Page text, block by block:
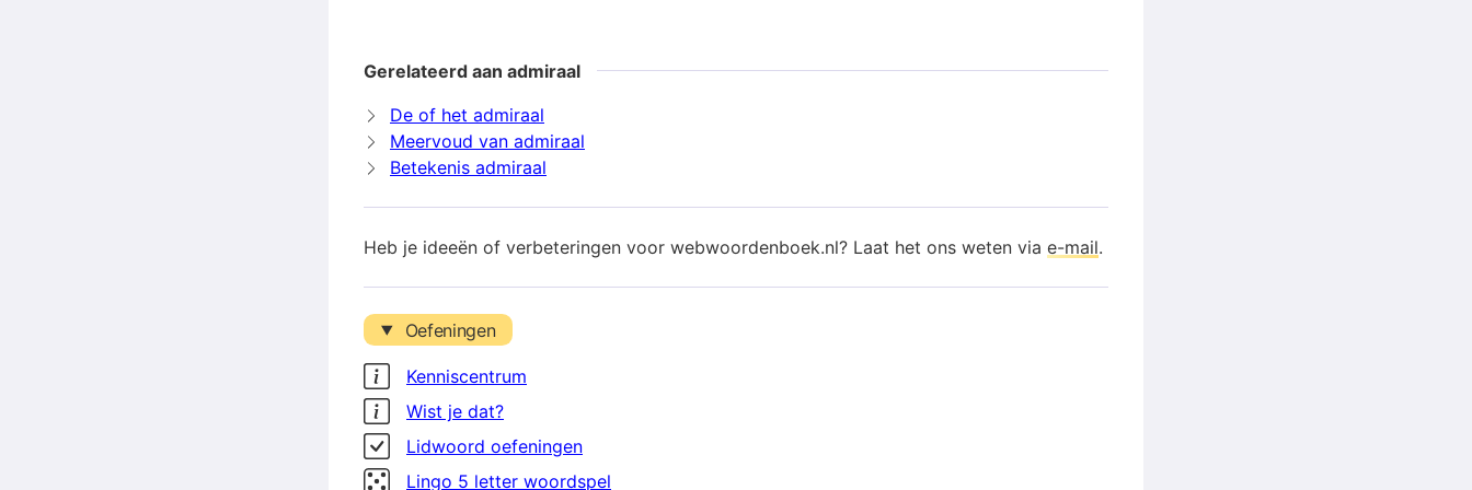
Gerelateerd aan admiraal
De of het admiraal
Meervoud van admiraal
Betekenis admiraal
Heb je ideeën of verbeteringen voor webwoordenboek.nl? Laat het ons weten via e-mail.
Oefeningen
Kenniscentrum
Wist je dat?
Lidwoord oefeningen
Lingo 5 letter woordspel